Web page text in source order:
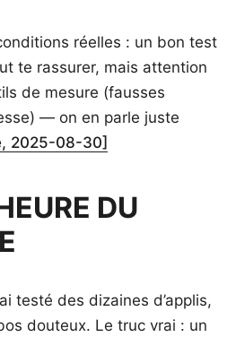
réelles : un bon test
te rassurer, mais attention
de mesure (fausses
— on en parle juste
2025-08-30]
DU
testé des dizaines d’applis,
douteux. Le truc vrai : un